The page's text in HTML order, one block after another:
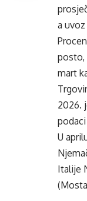
a
posto,
mart
2026.
U
Italije